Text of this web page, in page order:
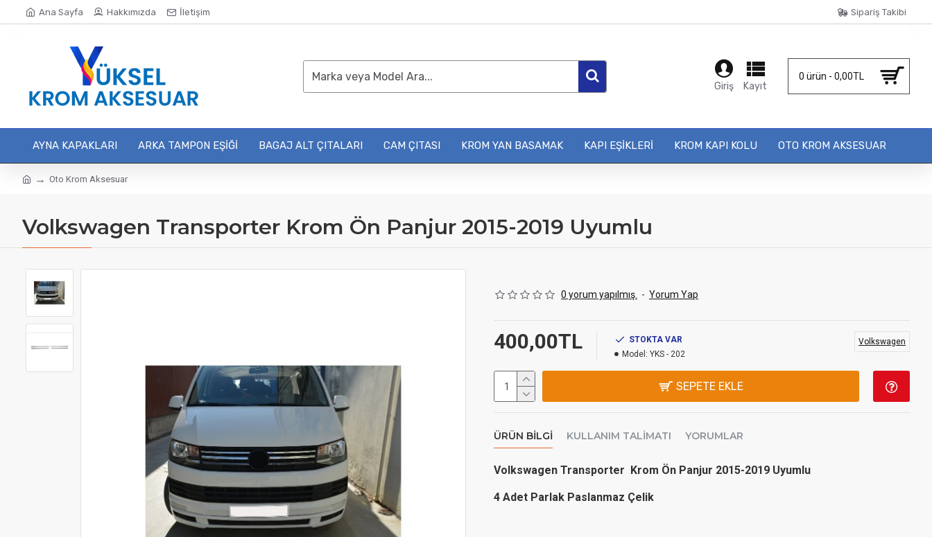
Ana Sayfa Hakkımızda İletişim Sipariş Takibi
Giriş Kayıt
0 ürün - 0,00TL
AYNA KAPAKLARI ARKA TAMPON EŞIĞI BAGAJ ALT ÇITALARI CAM ÇITASI KROM YAN BASAMAK KAPI EŞIKLERI KROM KAPI KOLU OTO KROM AKSESUAR
Oto Krom Aksesuar
Volkswagen Transporter Krom Ön Panjur 2015-2019 Uyumlu
0 yorum yapılmış. - Yorum Yap
400,00TL
STOKTA VAR
Model: YKS - 202
Volkswagen
SEPETE EKLE
ÜRÜN BILGI KULLANIM TALIMATI YORUMLAR
Volkswagen Transporter Krom Ön Panjur 2015-2019 Uyumlu
4 Adet Parlak Paslanmaz Çelik